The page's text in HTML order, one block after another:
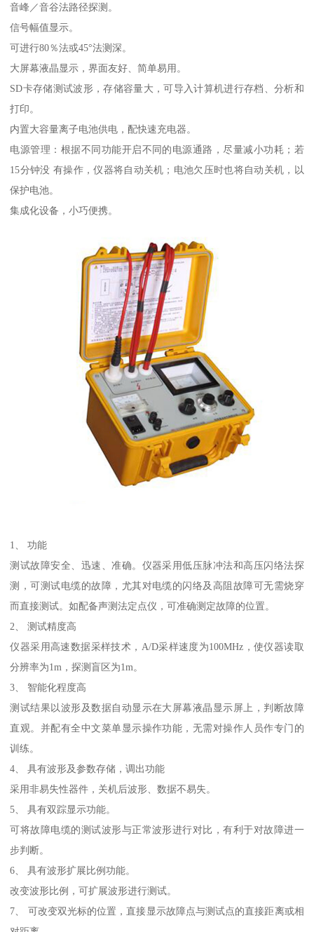
音峰／音谷法路径探测。
信号幅值显示。
可进行80％法或45°法测深。
大屏幕液晶显示，界面友好、简单易用。
SD卡存储测试波形，存储容量大，可导入计算机进行存档、分析和
打印。
内置大容量离子电池供电，配快速充电器。
电源管理：根据不同功能开启不同的电源通路，尽量减小功耗；若
15分钟没 有操作，仪器将自动关机；电池欠压时也将自动关机，以
保护电池。
集成化设备，小巧便携。
1、 功能
测试故障安全、迅速、准确。仪器采用低压脉冲法和高压闪络法探
测，可测试电缆的故障，尤其对电缆的闪络及高阻故障可无需烧穿
而直接测试。如配备声测法定点仪，可准确测定故障的位置。
2、 测试精度高
仪器采用高速数据采样技术，A/D采样速度为100MHz，使仪器读取
分辨率为1m，探测盲区为1m。
3、 智能化程度高
测试结果以波形及数据自动显示在大屏幕液晶显示屏上，判断故障
直观。并配有全中文菜单显示操作功能，无需对操作人员作专门的
训练。
4、 具有波形及参数存储，调出功能
采用非易失性器件，关机后波形、数据不易失。
5、 具有双踪显示功能。
可将故障电缆的测试波形与正常波形进行对比，有利于对故障进一
步判断。
6、 具有波形扩展比例功能。
改变波形比例，可扩展波形进行测试。
7、 可改变双光标的位置，直接显示故障点与测试点的直接距离或相